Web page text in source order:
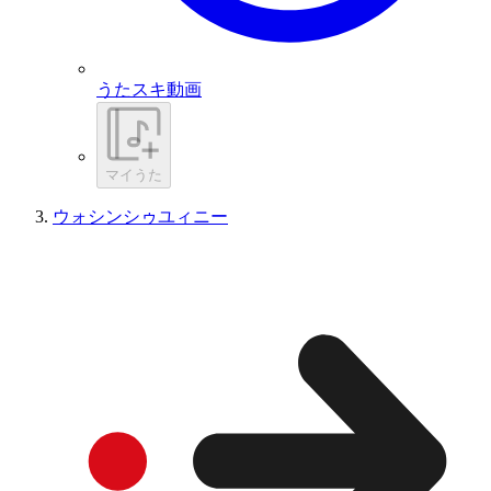
うたスキ動画
マイうた
ウォシンシゥユィニー